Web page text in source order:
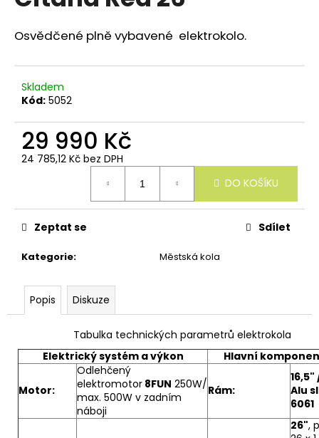
z
5
Osvědčené plně vybavené elektrokolo.
Skladem
Kód: 5052
29 990 Kč
24 785,12 Kč bez DPH
DO KOŠÍKU
Kategorie: Městská kola
Zeptat se Sdílet
Popis Diskuze
Tabulka technických parametrů elektrokola
Elektrický systém a výkon
Hlavní
Motor:
Odlehčený
elektromotor 8FUN 250W/
max. 500W v zadním
náboji
Rám:
16,5"
Alu
6061
26",
a
j
?
D
u
m